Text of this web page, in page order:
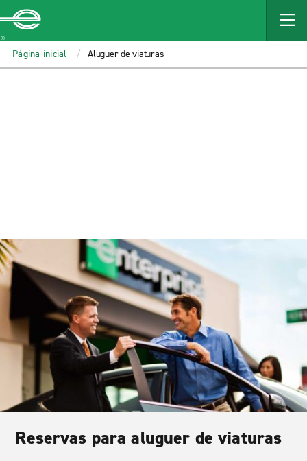
MAIN
CONTENT
Enterprise
Página inicial Aluguer de viaturas
Reservas para aluguer de viaturas